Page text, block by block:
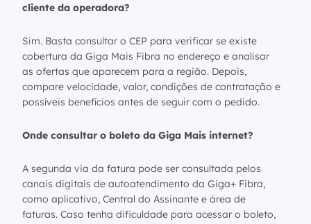
cliente da operadora?
Sim. Basta consultar o CEP para verificar se existe
cobertura da Giga Mais Fibra no endereço e analisar
as ofertas que aparecem para a região. Depois,
compare velocidade, valor, condições de contratação e
possíveis benefícios antes de seguir com o pedido.
Onde consultar o boleto da Giga Mais internet?
A segunda via da fatura pode ser consultada pelos
canais digitais de autoatendimento da Giga+ Fibra,
como aplicativo, Central do Assinante e área de
faturas. Caso tenha dificuldade para acessar o boleto,